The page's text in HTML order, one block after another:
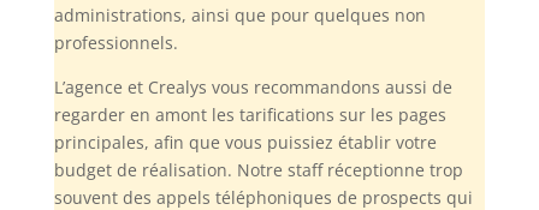
administrations, ainsi que pour quelques non
professionnels.
L’agence et Crealys vous recommandons aussi de
regarder en amont les tarifications sur les pages
principales, afin que vous puissiez établir votre
budget de réalisation. Notre staff réceptionne trop
souvent des appels téléphoniques de prospects qui